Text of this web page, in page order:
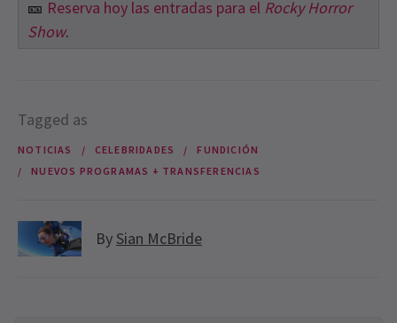
🎫 Reserva hoy las entradas para el Rocky Horror
Show.
Tagged as
NOTICIAS CELEBRIDADES
FUNDICIÓN
NUEVOS PROGRAMAS + TRANSFERENCIAS
By Sian McBride